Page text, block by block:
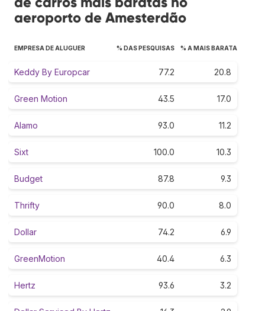
aeroporto de Amesterdão
EMPRESA DE ALUGUER % DAS PESQUISAS % A MAIS BARATA
Keddy By Europcar 77.2 20.8
Green Motion 43.5 17.0
Alamo 93.0 11.2
Sixt 100.0 10.3
Budget 87.8 9.3
Thrifty 90.0 8.0
Dollar 74.2 6.9
GreenMotion 40.4 6.3
Hertz 93.6 3.2